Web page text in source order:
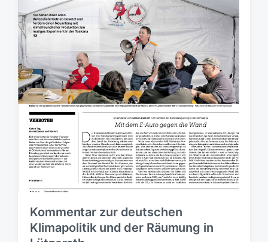
Kommentar zur deutschen
Klimapolitik und der Räumung in